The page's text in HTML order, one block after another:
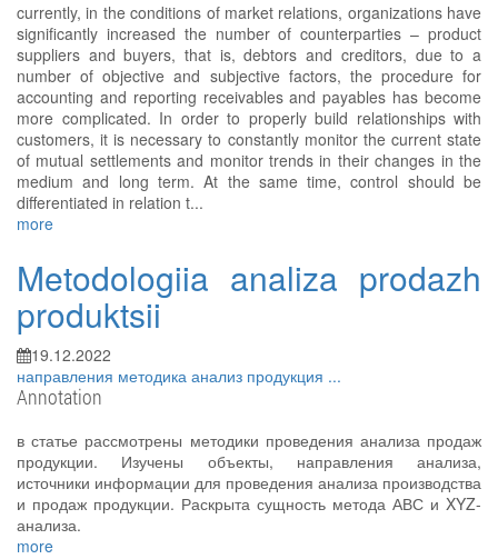
currently, in the conditions of market relations, organizations have
significantly increased the number of counterparties – product
suppliers and buyers, that is, debtors and creditors, due to a
number of objective and subjective factors, the procedure for
accounting and reporting receivables and payables has become
more complicated. In order to properly build relationships with
customers, it is necessary to constantly monitor the current state
of mutual settlements and monitor trends in their changes in the
medium and long term. At the same time, control should be
differentiated in relation t...
more
Metodologiia analiza prodazh
produktsii
19.12.2022
направления методика анализ продукция ...
Annotation
в статье рассмотрены методики проведения анализа продаж
продукции. Изучены объекты, направления анализа,
источники информации для проведения анализа производства
и продаж продукции. Раскрыта сущность метода АВС и XYZ-
анализа.
more